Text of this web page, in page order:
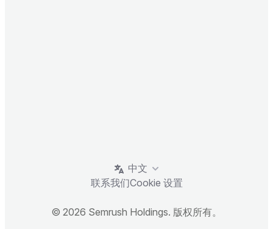
中文
联系我们Cookie 设置
© 2026 Semrush Holdings. 版权所有。